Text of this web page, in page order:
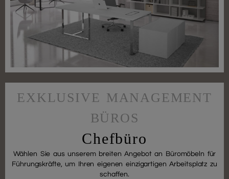
EXKLUSIVE MANAGEMENT
BÜROS
Chefbüro
Wählen Sie aus unserem breiten Angebot an Büromöbeln für
Führungskräfte, um Ihren eigenen einzigartigen Arbeitsplatz zu
schaffen.